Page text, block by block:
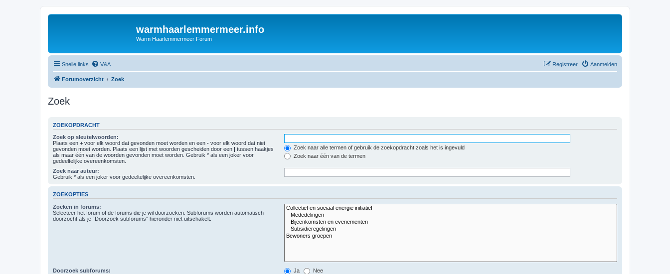
warmhaarlemmermeer.info
Warm Haarlemmermeer Forum
Snelle links V&A Aanmelden
Registreer
Forumoverzicht Zoek
Zoek
ZOEKOPDRACHT
Zoek op sleutelwoorden:
Plaats een + voor elk woord dat gevonden moet worden en een - voor elk woord dat niet
gevonden moet worden. Plaats een lijst met woorden gescheiden door een | tussen haakjes
als maar één van de woorden gevonden moet worden. Gebruik * als een joker voor
gedeeltelijke overeenkomsten.
Zoek naar alle termen of gebruik de zoekopdracht zoals het is ingevuld
Zoek naar één van de termen
Zoek naar auteur:
Gebruik * als een joker voor gedeeltelijke overeenkomsten.
ZOEKOPTIES
Zoeken in forums:
Selecteer het forum of de forums die je wil doorzoeken. Subforums worden automatisch
doorzocht als je “Doorzoek subforums“ hieronder niet uitschakelt.
Doorzoek subforums: Ja Nee